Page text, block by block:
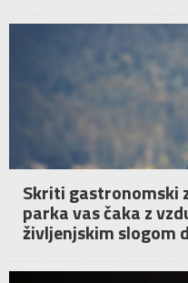
Skriti gastronomski
parka vas čaka z
življenjskim slogom